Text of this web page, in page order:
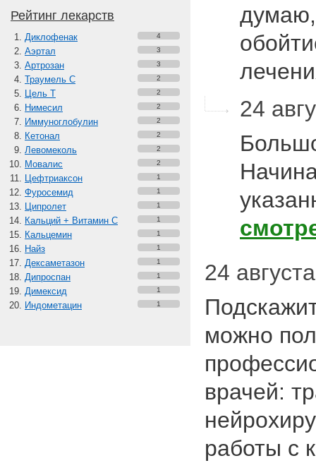
Рейтинг лекарств
Диклофенак 4
Аэртал 3
Артрозан 3
Траумель С 2
Цель Т 2
Нимесил 2
Иммуноглобулин 2
Кетонал 2
Левомеколь 2
Мовалис 2
Цефтриаксон 1
Фуросемид 1
Ципролет 1
Кальций + Витамин C 1
Кальцемин 1
Найз 1
Дексаметазон 1
Дипроспан 1
Димексид 1
Индометацин 1
24
24
можно
врачей:
работы с